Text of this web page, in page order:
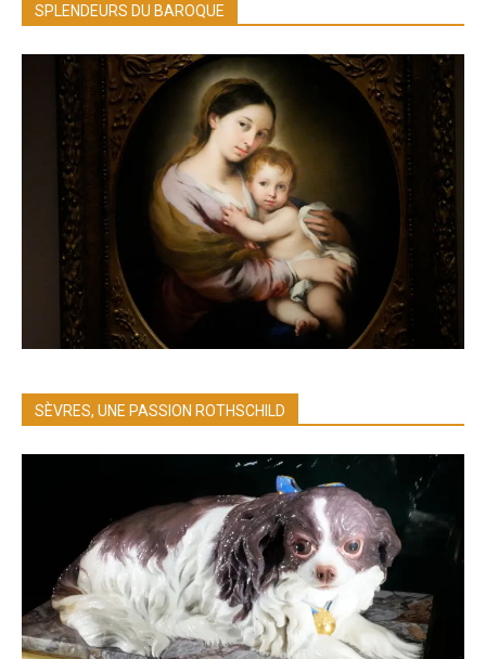
SPLENDEURS DU BAROQUE
SÈVRES, UNE PASSION ROTHSCHILD